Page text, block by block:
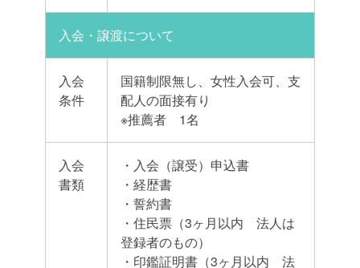
入会・譲渡について
入会
条件
国籍制限無し、女性入会可、支
配人の面接有り
※推薦者 1名
入会
書類
・入会（譲受）申込書
・経歴書
・誓約書
・住民票（3ヶ月以内 法人は
登録者のもの）
・印鑑証明書（3ヶ月以内 法